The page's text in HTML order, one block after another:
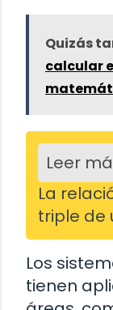
Quizás
calcular
Leer
La
triple de
Los
tienen